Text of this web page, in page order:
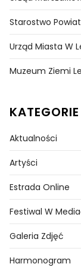
Starostwo
Urząd Miasta W
Muzeum Ziemi
KATEGORIE
Aktualności
Artyści
Estrada Online
Festiwal W
Galeria Zdjęć
Harmonogram